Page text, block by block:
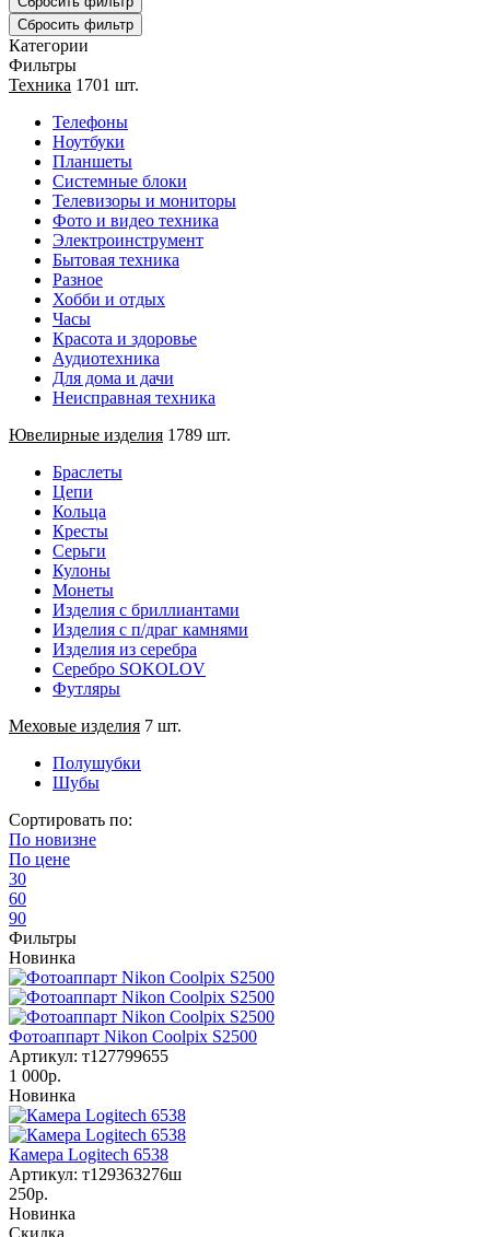
Категории
Фильтры
Техника 1701 шт.
Телефоны
Ноутбуки
Планшеты
Системные блоки
Телевизоры и мониторы
Фото и видео техника
Электроинструмент
Бытовая техника
Разное
Хобби и отдых
Часы
Красота и здоровье
Аудиотехника
Для дома и дачи
Неисправная техника
Ювелирные изделия 1789 шт.
Браслеты
Цепи
Кольца
Кресты
Серьги
Кулоны
Монеты
Изделия с бриллиантами
Изделия с п/драг камнями
Изделия из серебра
Серебро SOKOLOV
Футляры
Меховые изделия 7 шт.
Полушубки
Шубы
Сортировать по:
По новизне
По цене
30
60
90
Фильтры
Новинка
Фотоаппарт Nikon Coolpix S2500
Артикул: т127799655
1 000р.
Новинка
Камера Logitech 6538
Артикул: т129363276ш
250р.
Новинка
Скидка